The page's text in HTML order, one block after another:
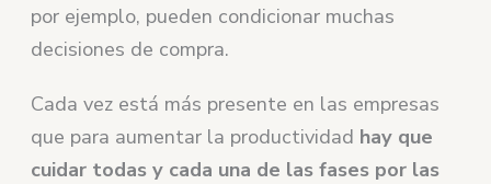
por ejemplo, pueden condicionar muchas
decisiones de compra.
Cada vez está más presente en las empresas
que para aumentar la productividad hay que
cuidar todas y cada una de las fases por las